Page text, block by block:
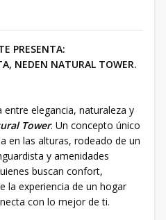
PRESENTA:
NEDEN NATURAL TOWER.
elegancia, naturaleza y
Tower. Un concepto único
en las alturas, rodeado de un
y amenidades
buscan confort,
la experiencia de un hogar
con lo mejor de ti.